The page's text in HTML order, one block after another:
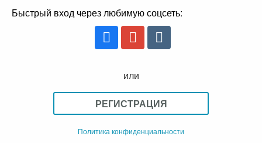
Быстрый вход через любимую соцсеть:
или
РЕГИСТРАЦИЯ
Политика конфиденциальности